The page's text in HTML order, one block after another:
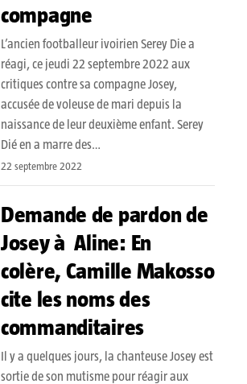
compagne
L’ancien footballeur ivoirien Serey Die a
réagi, ce jeudi 22 septembre 2022 aux
critiques contre sa compagne Josey,
accusée de voleuse de mari depuis la
naissance de leur deuxième enfant. Serey
Dié en a marre des…
22 septembre 2022
Demande de pardon de
Josey à Aline: En
colère, Camille Makosso
cite les noms des
commanditaires
Il y a quelques jours, la chanteuse Josey est
sortie de son mutisme pour réagir aux